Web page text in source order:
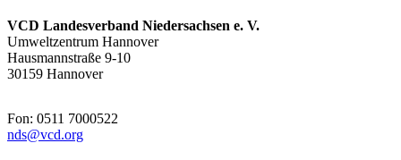
VCD Landesverband Niedersachsen e. V.
Umweltzentrum Hannover
Hausmannstraße 9-10
30159 Hannover
Fon: 0511 7000522
nds@vcd.org